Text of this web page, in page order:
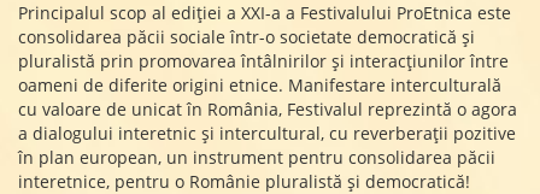
Principalul scop al ediției a XXI-a a Festivalului ProEtnica este
consolidarea păcii sociale într-o societate democratică și
pluralistă prin promovarea întâlnirilor și interacțiunilor între
oameni de diferite origini etnice. Manifestare interculturală
cu valoare de unicat în România, Festivalul reprezintă o agora
a dialogului interetnic și intercultural, cu reverberații pozitive
în plan european, un instrument pentru consolidarea păcii
interetnice, pentru o Românie pluralistă și democratică!